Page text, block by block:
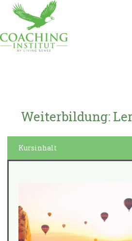
Weiterbildung:
Kursinhalt